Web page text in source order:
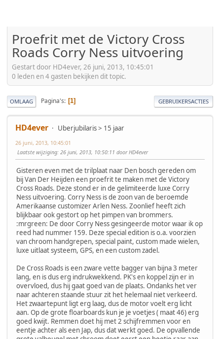
Proefrit met de Victory Cross
Roads Corry Ness uitvoering
Gestart door HD4ever, 26 juni, 2013, 10:45:01
0 leden en 4 gasten bekijken dit topic.
OMLAAG Pagina's 1 GEBRUIKERSACTIES
HD4ever Uberjubilaris > 15 jaar
26 juni, 2013, 10:45:01
Laatste wijziging: 26 juni, 2013, 10:50:11 door HD4ever
Gisteren even met de trilplaat naar Den bosch gereden om
bij Van Der Heijden een proefrit te maken met de Victory
Cross Roads. Deze stond er in de gelimiteerde luxe Corry
Ness uitvoering. Corry Ness is de zoon van de beroemde
Amerikaanse customizer Arlen Ness. Zoonlief heeft zich
blijkbaar ook gestort op het pimpen van brommers.
:mrgreen: De door Corry Ness gesingeerde motor waar ik op
reed had nummer 159. Deze special edition is o.a. voorzien
van chroom handgrepen, special paint, custom made wielen,
luxe uitlaat systeem, GPS, en een custom zadel.
De Cross Roads is een zware vette bagger van bijna 3 meter
lang, en is dus erg indrukwekkend. PK's en koppel zijn er in
overvloed, dus hij gaat goed van de plaats. Ondanks het ver
naar achteren staande stuur zit het helemaal niet verkeerd.
Het zwaartepunt ligt erg laag, dus de motor voelt erg licht
aan. Op de grote floarboards kun je je voetjes ( maat 46) erg
goed kwijt. Remmen doet hij met 2 schijfremmen voor en
eentje achter als een Jap, dus dat werkt goed. De opvallende